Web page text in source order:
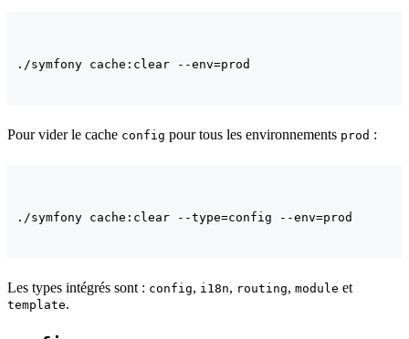
Pour vider le cache config pour tous les environnements prod :
Les types intégrés sont : config, i18n, routing, module et
template.